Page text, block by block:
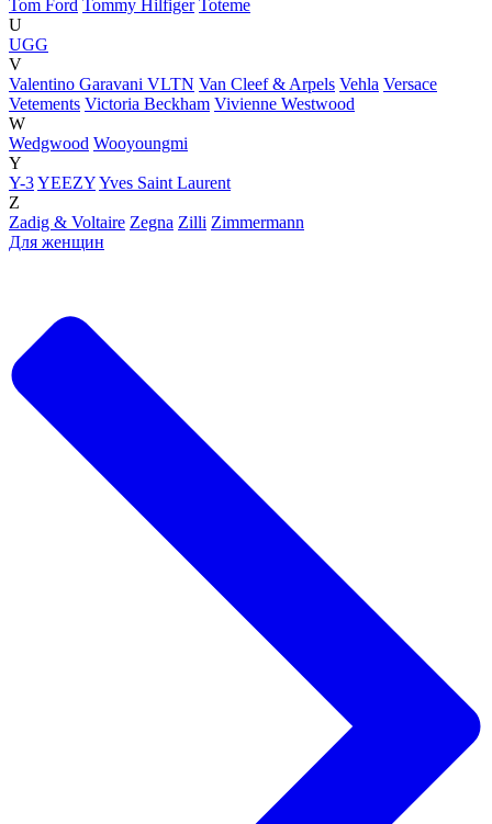
Tom Ford Tommy Hilfiger Toteme
U
UGG
V
Valentino Garavani VLTN Van Cleef & Arpels Vehla Versace
Vetements Victoria Beckham Vivienne Westwood
W
Wedgwood Wooyoungmi
Y
Y-3YEEZYYves Saint Laurent
Z
Zadig & Voltaire Zegna Zilli Zimmermann
Для женщин